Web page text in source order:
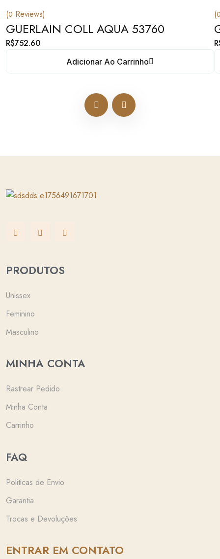
(0 Reviews)
GUERLAIN COLL AQUA 53760
R$752.60
Adicionar Ao Carrinho
(
PRODUTOS
Unissex
Feminino
Masculino
MINHA CONTA
Rastrear Pedido
Minha Conta
Carrinho
FAQ
Politicas de Envio
Garantia
Trocas e Devoluções
ENTRAR EM CONTATO